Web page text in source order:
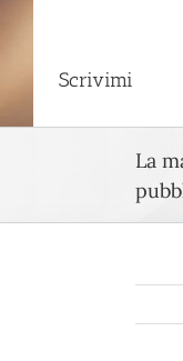
Scrivimi
La